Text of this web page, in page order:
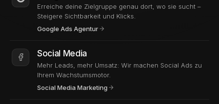
Erreiche deine Zielgruppe genau dort, wo sie sucht –
Steigere Sichtbarkeit und Klicks.
Google Ads Agentur
Social Media
Mehr Leads, mehr Umsatz: Wir machen Social Ads zu
Ihrem Wachstumsmotor.
Social Media Marketing